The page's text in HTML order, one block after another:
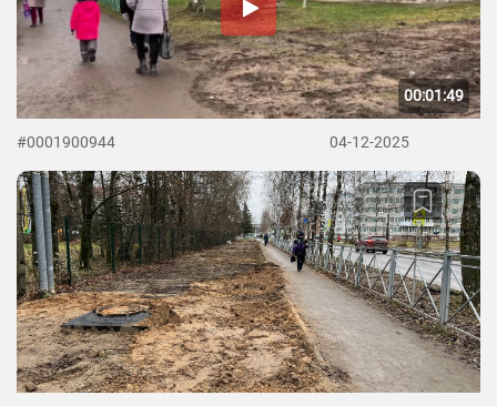
00:01:49
#0001900944 04-12-2025